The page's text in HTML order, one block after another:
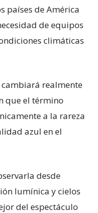
países de América
de equipos
climáticas
cambiará realmente
que el término
a la rareza
azul en el
desde
lumínica y cielos
del espectáculo